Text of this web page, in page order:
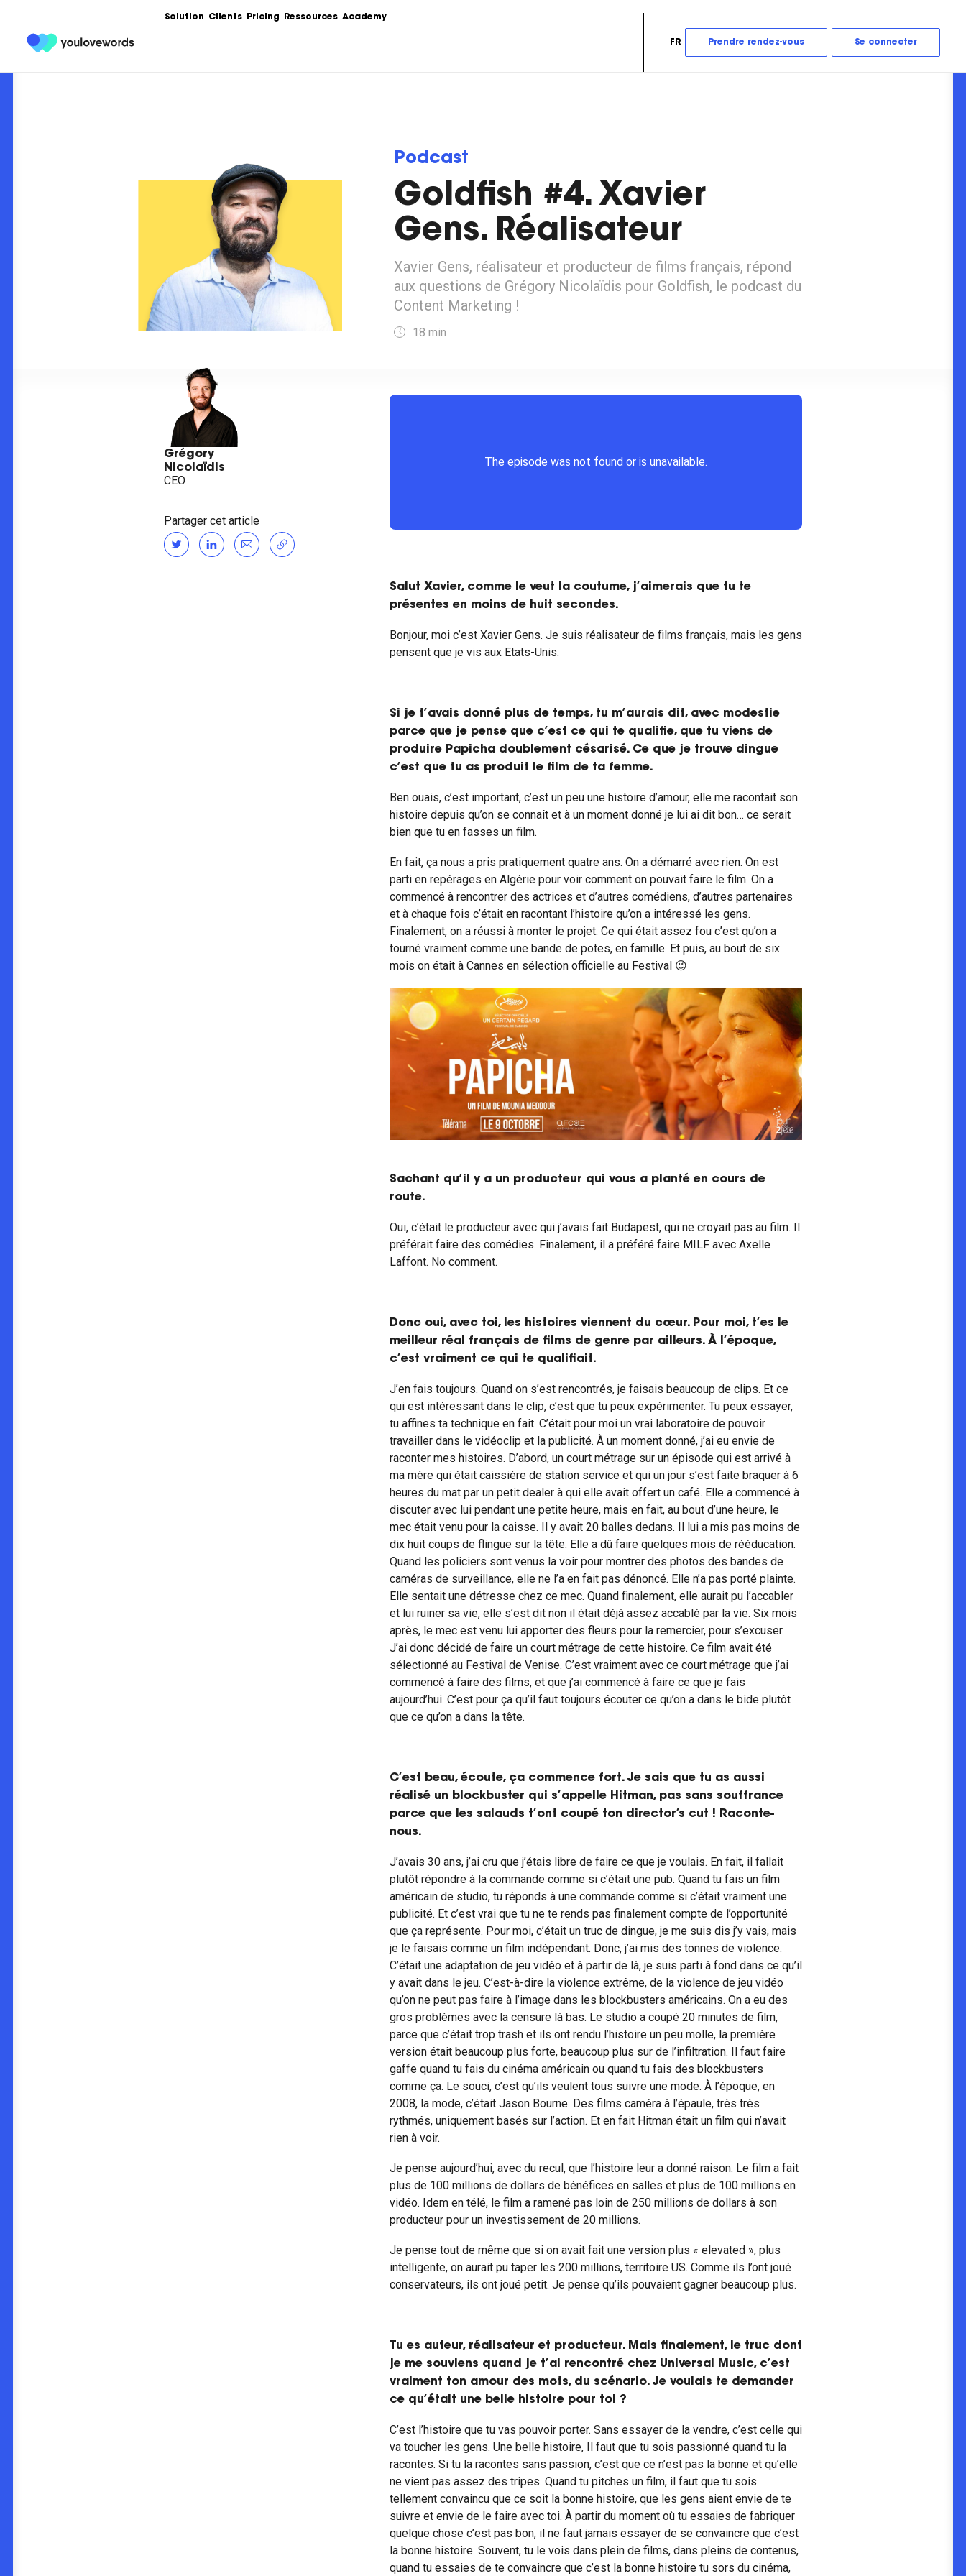
Solution Clients Pricing Ressources
service de votre stratégie de
contenu.
Articles
Guides, bonnes pratiques,
templates, exemples...
LoveLetter
Notre newsletter qui vous informe
sur toutes les actualités Content.
Academy
FR Prendre rendez-vous Se connecter
Podcast
Goldfish #4. Xavier
Gens. Réalisateur
Xavier Gens, réalisateur et producteur de films français, répond
aux questions de Grégory Nicolaïdis pour Goldfish, le podcast du
Content Marketing !
18 min
Grégory
Nicolaïdis
CEO
Partager cet article
Salut Xavier, comme le veut la coutume, j’aimerais que tu te
présentes en moins de huit secondes.
Bonjour, moi c’est Xavier Gens. Je suis réalisateur de films français, mais les gens
pensent que je vis aux Etats-Unis.
Si je t’avais donné plus de temps, tu m’aurais dit, avec modestie
parce que je pense que c’est ce qui te qualifie, que tu viens de
produire Papicha doublement césarisé. Ce que je trouve dingue
c’est que tu as produit le film de ta femme.
Ben ouais, c’est important, c’est un peu une histoire d’amour, elle me racontait son
histoire depuis qu’on se connaît et à un moment donné je lui ai dit bon… ce serait
bien que tu en fasses un film.
En fait, ça nous a pris pratiquement quatre ans. On a démarré avec rien. On est
parti en repérages en Algérie pour voir comment on pouvait faire le film. On a
commencé à rencontrer des actrices et d’autres comédiens, d’autres partenaires
et à chaque fois c’était en racontant l’histoire qu’on a intéressé les gens.
Finalement, on a réussi à monter le projet. Ce qui était assez fou c’est qu’on a
tourné vraiment comme une bande de potes, en famille. Et puis, au bout de six
mois on était à Cannes en sélection officielle au Festival 😉
Sachant qu’il y a un producteur qui vous a planté en cours de
route.
Oui, c’était le producteur avec qui j’avais fait Budapest, qui ne croyait pas au film. Il
préférait faire des comédies. Finalement, il a préféré faire MILF avec Axelle
Laffont. No comment.
Donc oui, avec toi, les histoires viennent du cœur. Pour moi, t’es le
meilleur réal français de films de genre par ailleurs. À l’époque,
c’est vraiment ce qui te qualifiait.
J’en fais toujours. Quand on s’est rencontrés, je faisais beaucoup de clips. Et ce
qui est intéressant dans le clip, c’est que tu peux expérimenter. Tu peux essayer,
tu affines ta technique en fait. C’était pour moi un vrai laboratoire de pouvoir
travailler dans le vidéoclip et la publicité. À un moment donné, j’ai eu envie de
raconter mes histoires. D’abord, un court métrage sur un épisode qui est arrivé à
ma mère qui était caissière de station service et qui un jour s’est faite braquer à 6
heures du mat par un petit dealer à qui elle avait offert un café. Elle a commencé à
discuter avec lui pendant une petite heure, mais en fait, au bout d’une heure, le
mec était venu pour la caisse. Il y avait 20 balles dedans. Il lui a mis pas moins de
dix huit coups de flingue sur la tête. Elle a dû faire quelques mois de rééducation.
Quand les policiers sont venus la voir pour montrer des photos des bandes de
caméras de surveillance, elle ne l’a en fait pas dénoncé. Elle n’a pas porté plainte.
Elle sentait une détresse chez ce mec. Quand finalement, elle aurait pu l’accabler
et lui ruiner sa vie, elle s’est dit non il était déjà assez accablé par la vie. Six mois
après, le mec est venu lui apporter des fleurs pour la remercier, pour s’excuser.
J’ai donc décidé de faire un court métrage de cette histoire. Ce film avait été
sélectionné au Festival de Venise. C’est vraiment avec ce court métrage que j’ai
commencé à faire des films, et que j’ai commencé à faire ce que je fais
aujourd’hui. C’est pour ça qu’il faut toujours écouter ce qu’on a dans le bide plutôt
que ce qu’on a dans la tête.
C’est beau, écoute, ça commence fort. Je sais que tu as aussi
réalisé un blockbuster qui s’appelle Hitman, pas sans souffrance
parce que les salauds t’ont coupé ton director’s cut ! Raconte-
nous.
J’avais 30 ans, j’ai cru que j’étais libre de faire ce que je voulais. En fait, il fallait
plutôt répondre à la commande comme si c’était une pub. Quand tu fais un film
américain de studio, tu réponds à une commande comme si c’était vraiment une
publicité. Et c’est vrai que tu ne te rends pas finalement compte de l’opportunité
que ça représente. Pour moi, c’était un truc de dingue, je me suis dis j’y vais, mais
je le faisais comme un film indépendant. Donc, j’ai mis des tonnes de violence.
C’était une adaptation de jeu vidéo et à partir de là, je suis parti à fond dans ce qu’il
y avait dans le jeu. C’est-à-dire la violence extrême, de la violence de jeu vidéo
qu’on ne peut pas faire à l’image dans les blockbusters américains. On a eu des
gros problèmes avec la censure là bas. Le studio a coupé 20 minutes de film,
parce que c’était trop trash et ils ont rendu l’histoire un peu molle, la première
version était beaucoup plus forte, beaucoup plus sur de l’infiltration. Il faut faire
gaffe quand tu fais du cinéma américain ou quand tu fais des blockbusters
comme ça. Le souci, c’est qu’ils veulent tous suivre une mode. À l’époque, en
2008, la mode, c’était Jason Bourne. Des films caméra à l’épaule, très très
rythmés, uniquement basés sur l’action. Et en fait Hitman était un film qui n’avait
rien à voir.
Je pense aujourd’hui, avec du recul, que l’histoire leur a donné raison. Le film a fait
plus de 100 millions de dollars de bénéfices en salles et plus de 100 millions en
vidéo. Idem en télé, le film a ramené pas loin de 250 millions de dollars à son
producteur pour un investissement de 20 millions.
Je pense tout de même que si on avait fait une version plus « elevated », plus
intelligente, on aurait pu taper les 200 millions, territoire US. Comme ils l’ont joué
conservateurs, ils ont joué petit. Je pense qu’ils pouvaient gagner beaucoup plus.
Tu es auteur, réalisateur et producteur. Mais finalement, le truc dont
je me souviens quand je t’ai rencontré chez Universal Music, c’est
vraiment ton amour des mots, du scénario. Je voulais te demander
ce qu’était une belle histoire pour toi ?
C’est l’histoire que tu vas pouvoir porter. Sans essayer de la vendre, c’est celle qui
va toucher les gens. Une belle histoire, Il faut que tu sois passionné quand tu la
racontes. Si tu la racontes sans passion, c’est que ce n’est pas la bonne et qu’elle
ne vient pas assez des tripes. Quand tu pitches un film, il faut que tu sois
tellement convaincu que ce soit la bonne histoire, que les gens aient envie de te
suivre et envie de le faire avec toi. À partir du moment où tu essaies de fabriquer
quelque chose c’est pas bon, il ne faut jamais essayer de se convaincre que c’est
la bonne histoire. Souvent, tu le vois dans plein de films, dans pleins de contenus,
quand tu essaies de te convaincre que c’est la bonne histoire tu sors du cinéma,